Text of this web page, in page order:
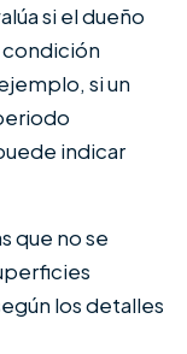
si el dueño
condición
si un
indicar
que no se
los detalles